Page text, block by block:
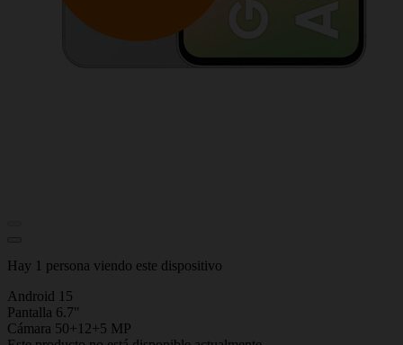
Hay 1 persona viendo este dispositivo
Android 15
Pantalla 6.7"
Cámara 50+12+5 MP